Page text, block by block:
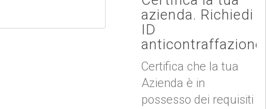
azienda. Richiedi
ID
anticontraffazione
Certifica che la tua
Azienda è in
possesso dei requisiti